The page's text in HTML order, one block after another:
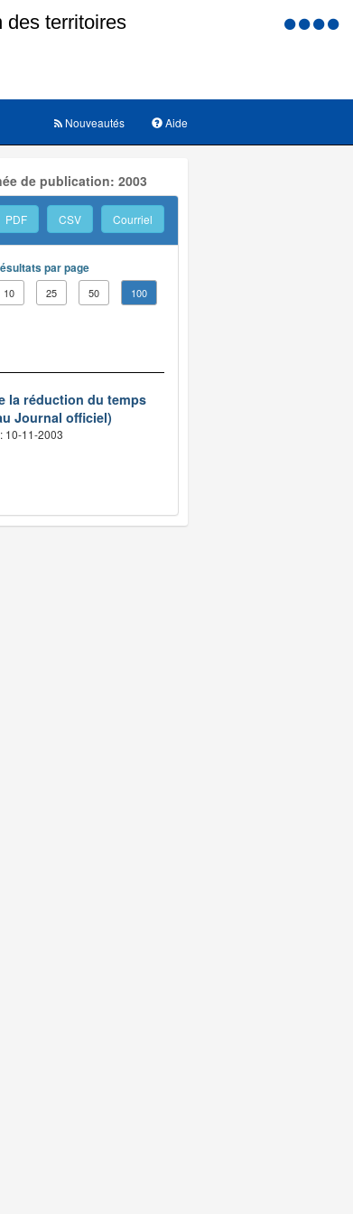
Menu
Aide
Nouveautés
de publication: 2003
PDF CSV Courriel
par page
10 25 50 100
la réduction du temps
Journal officiel)
10-11-2003